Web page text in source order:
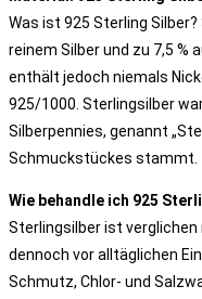
Was ist 925 Sterling
reinem Silber und zu 7,5 %
enthält jedoch niemals
925/1000. Sterlingsilber
Silberpennies, genannt
Schmuckstückes stammt.
Wie behandle ich 925
Sterlingsilber ist
dennoch vor alltäglichen
Schmutz, Chlor- und